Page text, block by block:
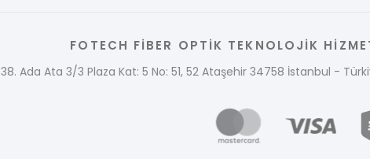
FOTECH FİBER OPTİK TEKNOLOJİK
Ada Ata 3/3 Plaza Kat: 5 No: 51, 52 Ataşehir 34758 İstanbul -